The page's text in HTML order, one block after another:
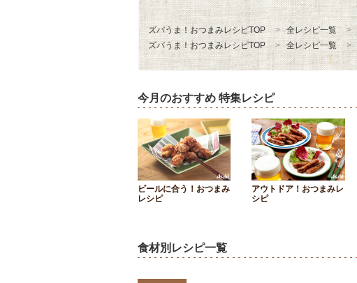
ズバうま！おつまみレシピTOP 全レシピ一覧
ズバうま！おつまみレシピTOP
全レシピ一覧
今月のおすすめ 特集レシピ
ビールに合う！おつまみ
レシピ
アウトドア！おつまみレ
シピ
食材別レシピ一覧